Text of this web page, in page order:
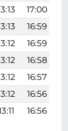
17:00
16:59
16:59
16:58
16:57
16:56
16:56